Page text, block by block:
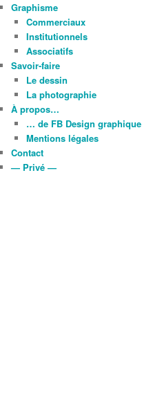
Graphisme
Commerciaux
Institutionnels
Associatifs
Savoir-faire
Le dessin
La photographie
À propos…
… de FB Design graphique
Mentions légales
Contact
— Privé —